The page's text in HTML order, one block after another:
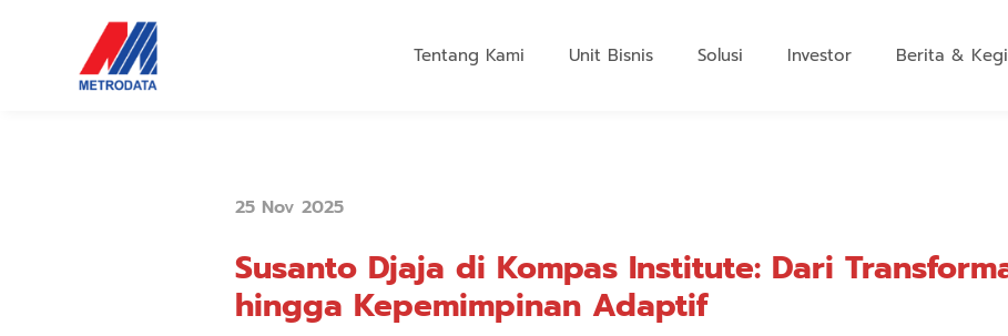
Tentang Kami Unit Bisnis Solusi Investor Berita &
25 Nov 2025
Susanto Djaja di Kompas Institute: Dari
hingga Kepemimpinan Adaptif